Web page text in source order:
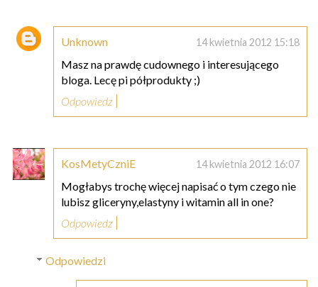
Unknown 14 kwietnia 2012 15:18
Masz na prawdę cudownego i interesującego
bloga. Lecę pi półprodukty ;)
Odpowiedz
KosMetyCzniE 14 kwietnia 2012 16:07
Mogłabys trochę więcej napisać o tym czego nie
lubisz gliceryny,elastyny i witamin all in one?
Odpowiedz
Odpowiedzi